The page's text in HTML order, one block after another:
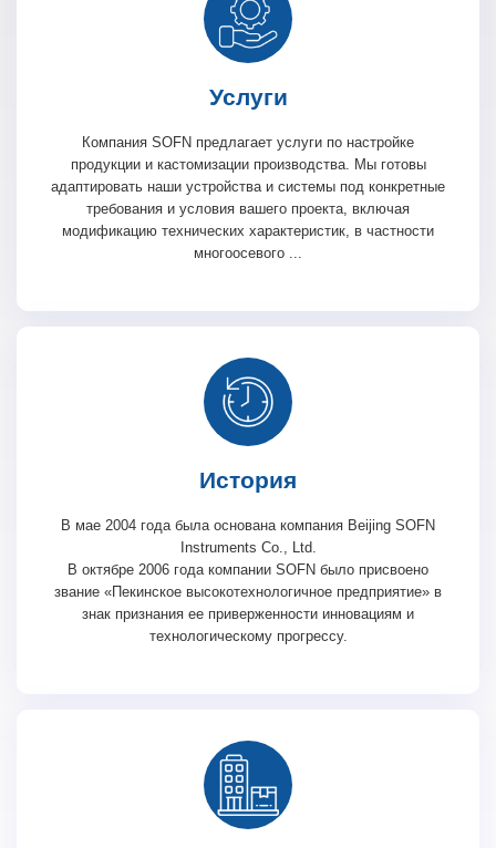
Услуги
Компания SOFN предлагает услуги по настройке
продукции и кастомизации производства. Мы готовы
адаптировать наши устройства и системы под конкретные
требования и условия вашего проекта, включая
модификацию технических характеристик, в частности
многоосевого ...
История
В мае 2004 года была основана компания Beijing SOFN
Instruments Co., Ltd.
В октябре 2006 года компании SOFN было присвоено
звание «Пекинское высокотехнологичное предприятие» в
знак признания ее приверженности инновациям и
технологическому прогрессу.